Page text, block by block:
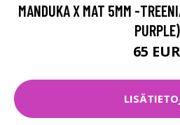
MANDUKA X MAT 5MM -
PURPLE)
65 EUR